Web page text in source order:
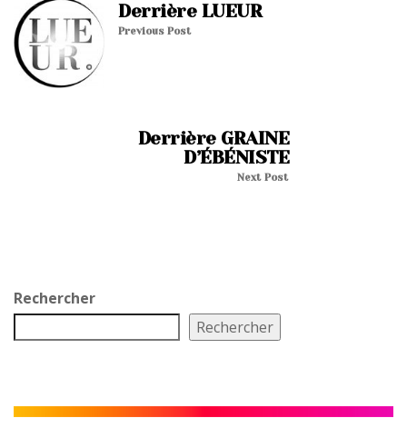
Derrière LUEUR
Previous Post
Derrière GRAINE
D’ÉBÉNISTE
Next Post
Rechercher
Rechercher